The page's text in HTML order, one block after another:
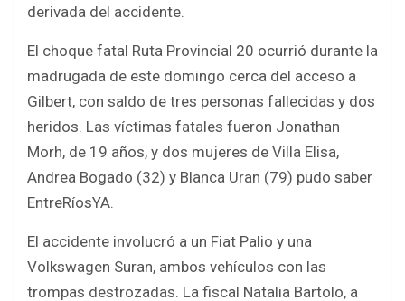
derivada del accidente.
El choque fatal Ruta Provincial 20 ocurrió durante la
madrugada de este domingo cerca del acceso a
Gilbert, con saldo de tres personas fallecidas y dos
heridos. Las víctimas fatales fueron Jonathan
Morh, de 19 años, y dos mujeres de Villa Elisa,
Andrea Bogado (32) y Blanca Uran (79) pudo saber
EntreRíosYA.
El accidente involucró a un Fiat Palio y una
Volkswagen Suran, ambos vehículos con las
trompas destrozadas. La fiscal Natalia Bartolo, a